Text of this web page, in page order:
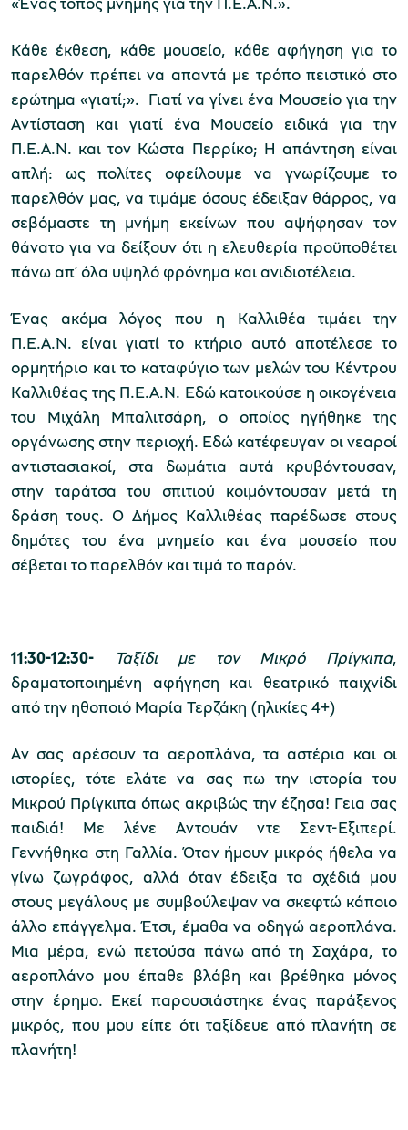
Κάθε έκθεση, κάθε μουσείο, κάθε αφήγηση για το
παρελθόν πρέπει να απαντά με τρόπο πειστικό στο
ερώτημα «γιατί;». Γιατί να γίνει ένα Μουσείο για την
Αντίσταση και γιατί ένα Μουσείο ειδικά για την
Π.Ε.Α.Ν. και τον Κώστα Περρίκο; Η απάντηση είναι
απλή: ως πολίτες οφείλουμε να γνωρίζουμε το
παρελθόν μας, να τιμάμε όσους έδειξαν θάρρος, να
σεβόμαστε τη μνήμη εκείνων που αψήφησαν τον
θάνατο για να δείξουν ότι η ελευθερία προϋποθέτει
πάνω απ’ όλα υψηλό φρόνημα και ανιδιοτέλεια.
Ένας ακόμα λόγος που η Καλλιθέα τιμάει την
Π.Ε.Α.Ν. είναι γιατί το κτήριο αυτό αποτέλεσε το
ορμητήριο και το καταφύγιο των μελών του Κέντρου
Καλλιθέας της Π.Ε.Α.Ν. Εδώ κατοικούσε η οικογένεια
του Μιχάλη Μπαλιτσάρη, ο οποίος ηγήθηκε της
οργάνωσης στην περιοχή. Εδώ κατέφευγαν οι νεαροί
αντιστασιακοί, στα δωμάτια αυτά κρυβόντουσαν,
στην ταράτσα του σπιτιού κοιμόντουσαν μετά τη
δράση τους. Ο Δήμος Καλλιθέας παρέδωσε στους
δημότες του ένα μνημείο και ένα μουσείο που
σέβεται το παρελθόν και τιμά το παρόν.
11:30-12:30- Ταξίδι με τον Μικρό Πρίγκιπα,
δραματοποιημένη αφήγηση και θεατρικό παιχνίδι
από την ηθοποιό Μαρία Τερζάκη (ηλικίες 4+)
Αν σας αρέσουν τα αεροπλάνα, τα αστέρια και οι
ιστορίες, τότε ελάτε να σας πω την ιστορία του
Μικρού Πρίγκιπα όπως ακριβώς την έζησα! Γεια σας
παιδιά! Με λένε Αντουάν ντε Σεντ-Εξιπερί.
Γεννήθηκα στη Γαλλία. Όταν ήμουν μικρός ήθελα να
γίνω ζωγράφος, αλλά όταν έδειξα τα σχέδιά μου
στους μεγάλους με συμβούλεψαν να σκεφτώ κάποιο
άλλο επάγγελμα. Έτσι, έμαθα να οδηγώ αεροπλάνα.
Μια μέρα, ενώ πετούσα πάνω από τη Σαχάρα, το
αεροπλάνο μου έπαθε βλάβη και βρέθηκα μόνος
στην έρημο. Εκεί παρουσιάστηκε ένας παράξενος
μικρός, που μου είπε ότι ταξίδευε από πλανήτη σε
πλανήτη!